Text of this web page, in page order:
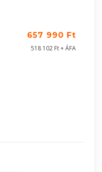
657 990 Ft
518 102 Ft + ÁFA